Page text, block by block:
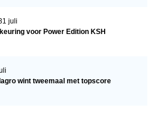
juli
voor Power Edition KSH
wint tweemaal met topscore